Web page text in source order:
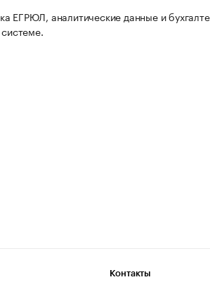
ЕГРЮЛ, аналитические данные и
Контакты